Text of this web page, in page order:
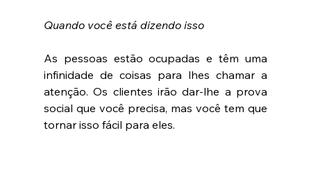
Quando você está dizendo isso
As pessoas estão ocupadas e têm uma
infinidade de coisas para lhes chamar a
atenção. Os clientes irão dar-lhe a prova
social que você precisa, mas você tem que
tornar isso fácil para eles.